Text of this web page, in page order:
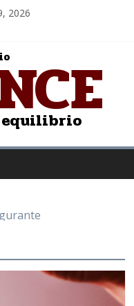
2026
equilibrio
humanidad
Dalí
ENAMORADA